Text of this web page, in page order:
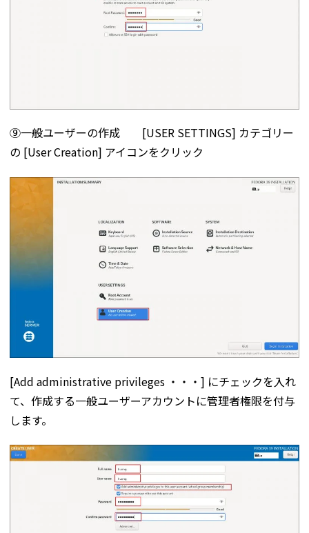
⑨一般ユーザーの作成 [USER SETTINGS] カテゴリー
の [User Creation] アイコンをクリック
[Add administrative privileges ・・・] にチェックを入れ
て、作成する一般ユーザーアカウントに管理者権限を付与
します。